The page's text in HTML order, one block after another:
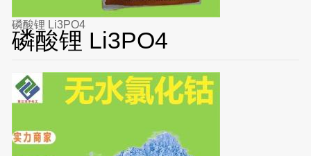
磷酸锂 Li3PO4
磷酸锂 Li3PO4